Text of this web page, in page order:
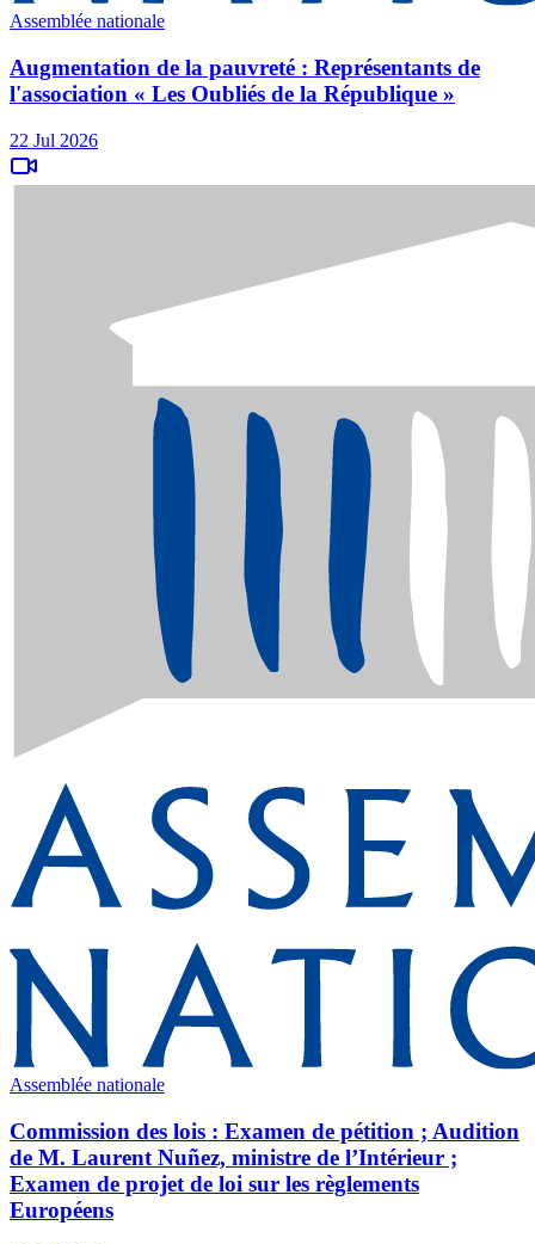
Assemblée nationale
Augmentation de la pauvreté : Représentants de
l'association « Les Oubliés de la République »
22 Jul 2026
Assemblée nationale
Commission des lois : Examen de pétition ; Audition
de M. Laurent Nuñez, ministre de l’Intérieur ;
Examen de projet de loi sur les règlements
Européens